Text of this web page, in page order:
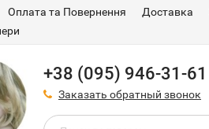
Оплата та Повернення Доставка
+38 (095) 946-31-61
Заказать обратный звонок